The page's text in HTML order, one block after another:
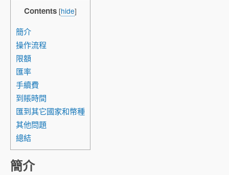
Contents [hide]
簡介
操作流程
限額
匯率
手續費
到賬時間
匯到其它國家和幣種
其他問題
總結
簡介